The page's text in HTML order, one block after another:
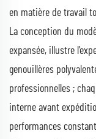
en matière de travail
La conception du
expansée, illustre
genouillères
professionnelles ;
interne avant
performances